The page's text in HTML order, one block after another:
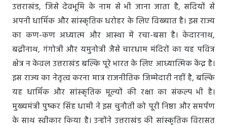
उत्तराखंड, जिसे देवभूमि के नाम से भी जाना जाता है, सदियों से
अपनी धार्मिक और सांस्कृतिक धरोहर के लिए विख्यात है। इस राज्य
का कण-कण अध्यात्म और आस्था में रचा-बसा है। केदारनाथ,
बद्रीनाथ, गंगोत्री और यमुनोत्री जैसे चारधाम मंदिरों का यह पवित्र
क्षेत्र न केवल उत्तराखंड बल्कि पूरे भारत के लिए आध्यात्मिक केंद्र है।
इस राज्य का नेतृत्व करना मात्र राजनीतिक जिम्मेदारी नहीं है, बल्कि
यह धार्मिक और सांस्कृतिक मूल्यों की रक्षा का संकल्प भी है।
मुख्यमंत्री पुष्कर सिंह धामी ने इस चुनौती को पूरी निष्ठा और समर्पण
के साथ स्वीकार किया है। उन्होंने उत्तराखंड की सांस्कृतिक विरासत